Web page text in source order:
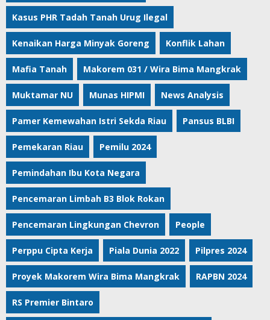
Kasus PHR Tadah Tanah Urug Ilegal
Kenaikan Harga Minyak Goreng Konflik Lahan
Mafia Tanah Makorem 031 / Wira Bima Mangkrak
Muktamar NU Munas HIPMI News Analysis
Pamer Kemewahan Istri Sekda Riau Pansus BLBI
Pemekaran Riau Pemilu 2024
Pemindahan Ibu Kota Negara
Pencemaran Limbah B3 Blok Rokan
Pencemaran Lingkungan Chevron People
Perppu Cipta Kerja Piala Dunia 2022 Pilpres 2024
Proyek Makorem Wira Bima Mangkrak RAPBN 2024
RS Premier Bintaro